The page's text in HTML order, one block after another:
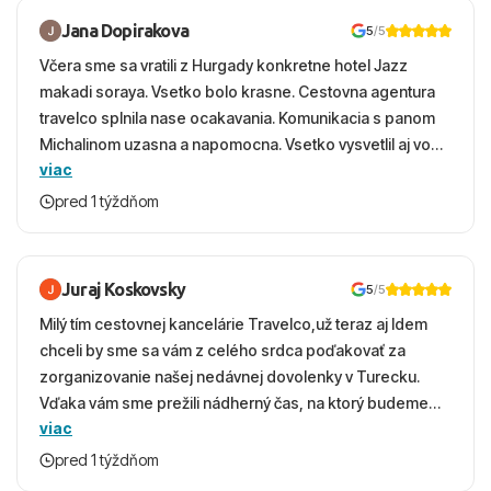
Jana Dopirakova 5/5
Včera sme sa vratili z Hurgady konkretne hotel Jazz
makadi soraya. Vsetko bolo krasne. Cestovna agentura
travelco splnila nase ocakavania. Komunikacia s panom
Michalinom uzasna a napomocna. Vsetko vysvetlil aj vo
vecernych hodinach zaco sa ospravedlnujem. Hotel
krasny, cisty. Sluzby top. Strava, prostredie, more,
viac
pred 1 týždňom
Juraj Koskovsky 5/5
Milý tím cestovnej kancelárie Travelco,už teraz aj Idem
chceli by sme sa vám z celého srdca poďakovať za
zorganizovanie našej nedávnej dovolenky v Turecku.
Vďaka vám sme prežili nádherný čas, na ktorý budeme
ešte dlho s úsmevom spomínať. ​Všetko prebehlo
absolútne hladko – od prvotného výberu zájazdu, cez
viac
pred 1 týždňom